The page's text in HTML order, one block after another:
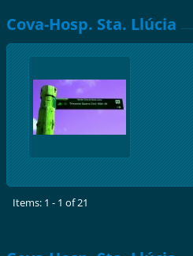
Cova-Hosp. Sta. Llúcia
Items: 1 - 1 of 21